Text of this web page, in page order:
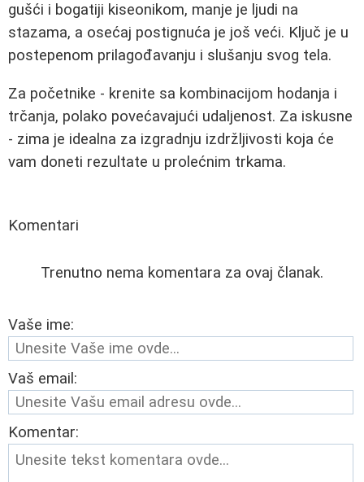
gušći i bogatiji kiseonikom, manje je ljudi na
stazama, a osećaj postignuća je još veći. Ključ je u
postepenom prilagođavanju i slušanju svog tela.
Za početnike - krenite sa kombinacijom hodanja i
trčanja, polako povećavajući udaljenost. Za iskusne
- zima je idealna za izgradnju izdržljivosti koja će
vam doneti rezultate u prolećnim trkama.
Komentari
Trenutno nema komentara za ovaj članak.
Vaše ime:
Vaš email:
Komentar: